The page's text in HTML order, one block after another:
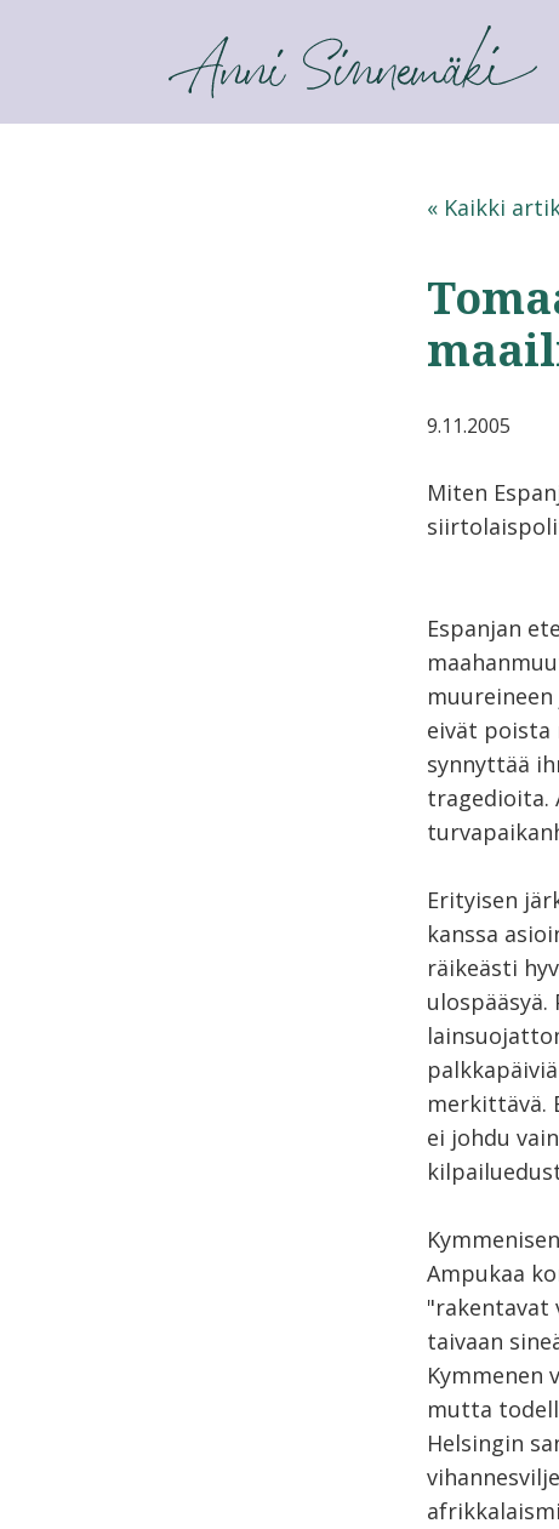
ANNI SINNEMÄKI
« Kaikki
9.11.2005
Miten
Espanjan
eivät poista
synnyttää
tragedioita.
Erityisen
kanssa
räikeästi
merkittävä.
ei johdu
Ampukaa
"rakentavat
taivaan
mutta
Helsingin